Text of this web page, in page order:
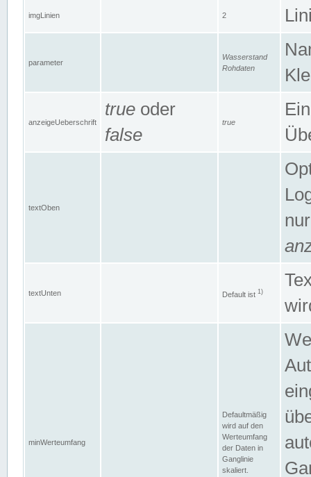
imgLinien 2
parameter
Wasserstand
Rohdaten
anzeigeUeberschrift
true oder
false
true
textOben
textUnten Default ist 1)
minWerteumfang
Defaultmäßig
wird auf den
Werteumfang
der Daten in
Ganglinie
skaliert.